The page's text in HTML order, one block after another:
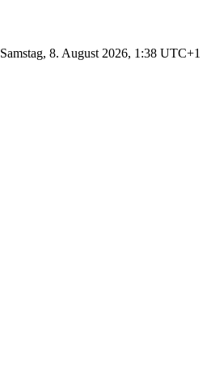
Samstag, 8. August 2026, 1:38 UTC+1